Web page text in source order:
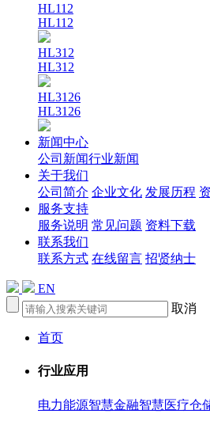
HL112
HL112
HL312
HL312
HL3126
HL3126
新闻中心
公司新闻行业新闻
关于我们
公司简介 企业文化 发展历程
服务支持
服务说明 常见问题 资料下载
联系我们
联系方式 在线留言 招贤纳士
EN
取消
首页
行业应用
电力能源智慧金融智慧医疗仓